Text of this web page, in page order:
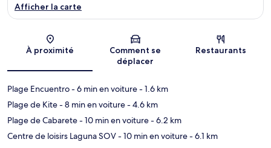
Carte
Afficher la carte
À proximité
Comment se
déplacer
Restaurants
Plage Encuentro- 6 min en voiture- 1.6 km
Plage de Kite- 8 min en voiture- 4.6 km
Plage de Cabarete- 10 min en voiture- 6.2 km
Centre de loisirs Laguna SOV- 10 min en voiture- 6.1 km